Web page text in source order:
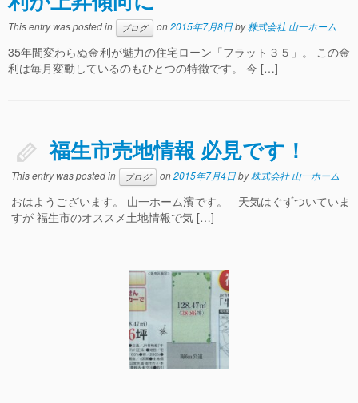
This entry was posted in ブログ on2015年7月8日by株式会社 山一ホーム
35年間変わらぬ金利が魅力の住宅ローン「フラット３５」。 この金
利は毎月変動しているのもひとつの特徴です。 今 […]
福生市売地情報 必見です！
This entry was posted in ブログ on2015年7月4日by株式会社 山一ホーム
おはようございます。 山一ホーム濱です。 天気はぐずついていま
すが 福生市のオススメ土地情報で気 […]